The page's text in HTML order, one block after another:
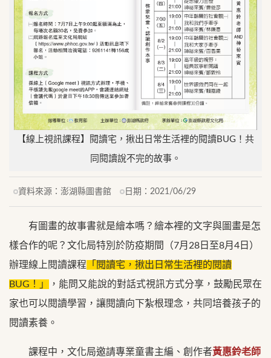
【線上視訊課程】閱讀宅，揪出日常生活裡的閱讀BUG！共
同閱讀說不完的故事。
資料來源： 澎湖縣圖書館 日期： 2021/06/29
有圖畫的故事書就是繪本嗎？繪本裡的文字與圖畫是怎
樣合作的呢？文化局特別於防疫期間（7月28日至8月4日）
辦理線上閱讀課程 「閱讀宅，揪出日常生活裡的閱讀
BUG！」
，能問又能說的對話式視訊方式分享，鼓勵民眾在
家也可以閱讀學習，讓閱讀向下紮根理念，共同培養孩子的
閱讀素養。
課程中，文化局邀請專業童書主編、創作者黃惠鈴老師